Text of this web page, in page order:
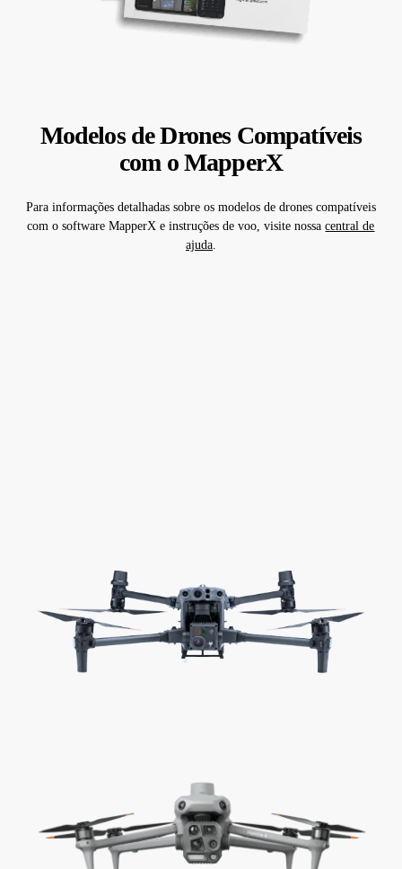
Modelos de Drones Compatíveis
com o MapperX
Para informações detalhadas sobre os modelos de drones compatíveis
com o software MapperX e instruções de voo, visite nossacentral de
ajuda.